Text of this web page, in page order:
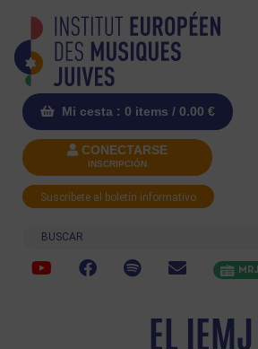
Mi cesta : 0 items / 0.00 €
CONECTARSE
INSCRIPCIÓN
Suscríbete al boletín informativo
Buscar
MRJ
EL IEMJ